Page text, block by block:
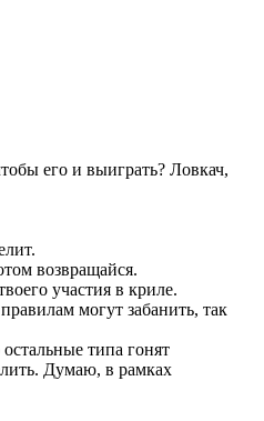
его и выиграть? Ловкач,
возвращайся.
участия в криле.
могут забанить, так
типа гонят
Думаю, в рамках